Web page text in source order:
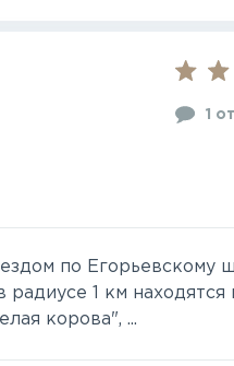
1
по Егорьевскому
1 км находятся
корова", ...